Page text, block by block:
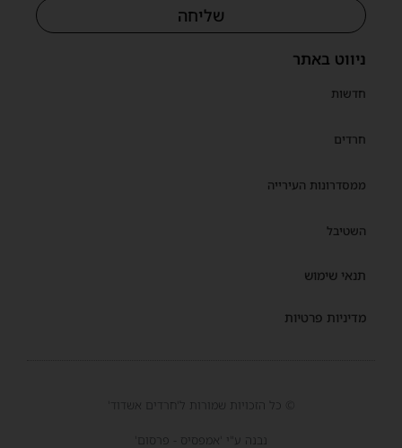
ניווט באתר
חדשות
חרדים
ממסדרונות העירייה
השטיבל
תנאי שימוש
מדיניות פרטיות
שליחה
© כל הזכויות שמורות ל'חרדים אשדוד'
נבנה ע"י 'אמפסיס - פרסום'